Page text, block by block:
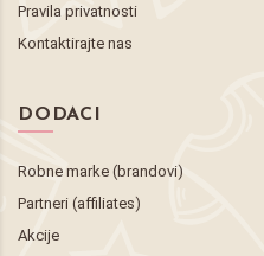
Pravila privatnosti
Kontaktirajte nas
DODACI
Robne marke (brandovi)
Partneri (affiliates)
Akcije